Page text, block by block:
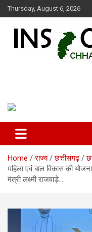
Skip
to
Thursday, August 6, 2026
Home राज्य छत्तीसगढ़
महिला एवं बाल विकास की
मंत्री लक्ष्मी राजवाड़े….